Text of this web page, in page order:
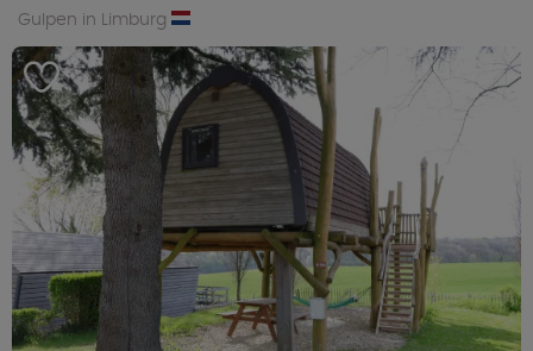
Gulpen in Limburg